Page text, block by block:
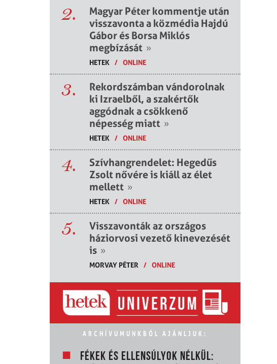
2.
Magyar Péter kommentje után
visszavonta a közmédia Hajdú
Gábor és Borsa Miklós
megbízását »
HETEK / ONLINE
3.
Rekordszámban vándorolnak
ki Izraelből, a szakértők
aggódnak a csökkenő
népesség miatt »
HETEK / ONLINE
4.
Szívhangrendelet: Hegedűs
Zsolt nővére is kiáll az élet
mellett »
HETEK / ONLINE
5.
Visszavonták az országos
háziorvosi vezető kinevezését
is »
MORVAY PÉTER / ONLINE
ARCHÍVUMUNKBÓL AJÁNLJUK:
FÉKEK ÉS ELLENSÚLYOK NÉLKÜL: